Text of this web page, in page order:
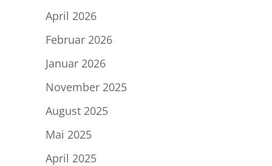
April 2026
Februar 2026
Januar 2026
November 2025
August 2025
Mai 2025
April 2025